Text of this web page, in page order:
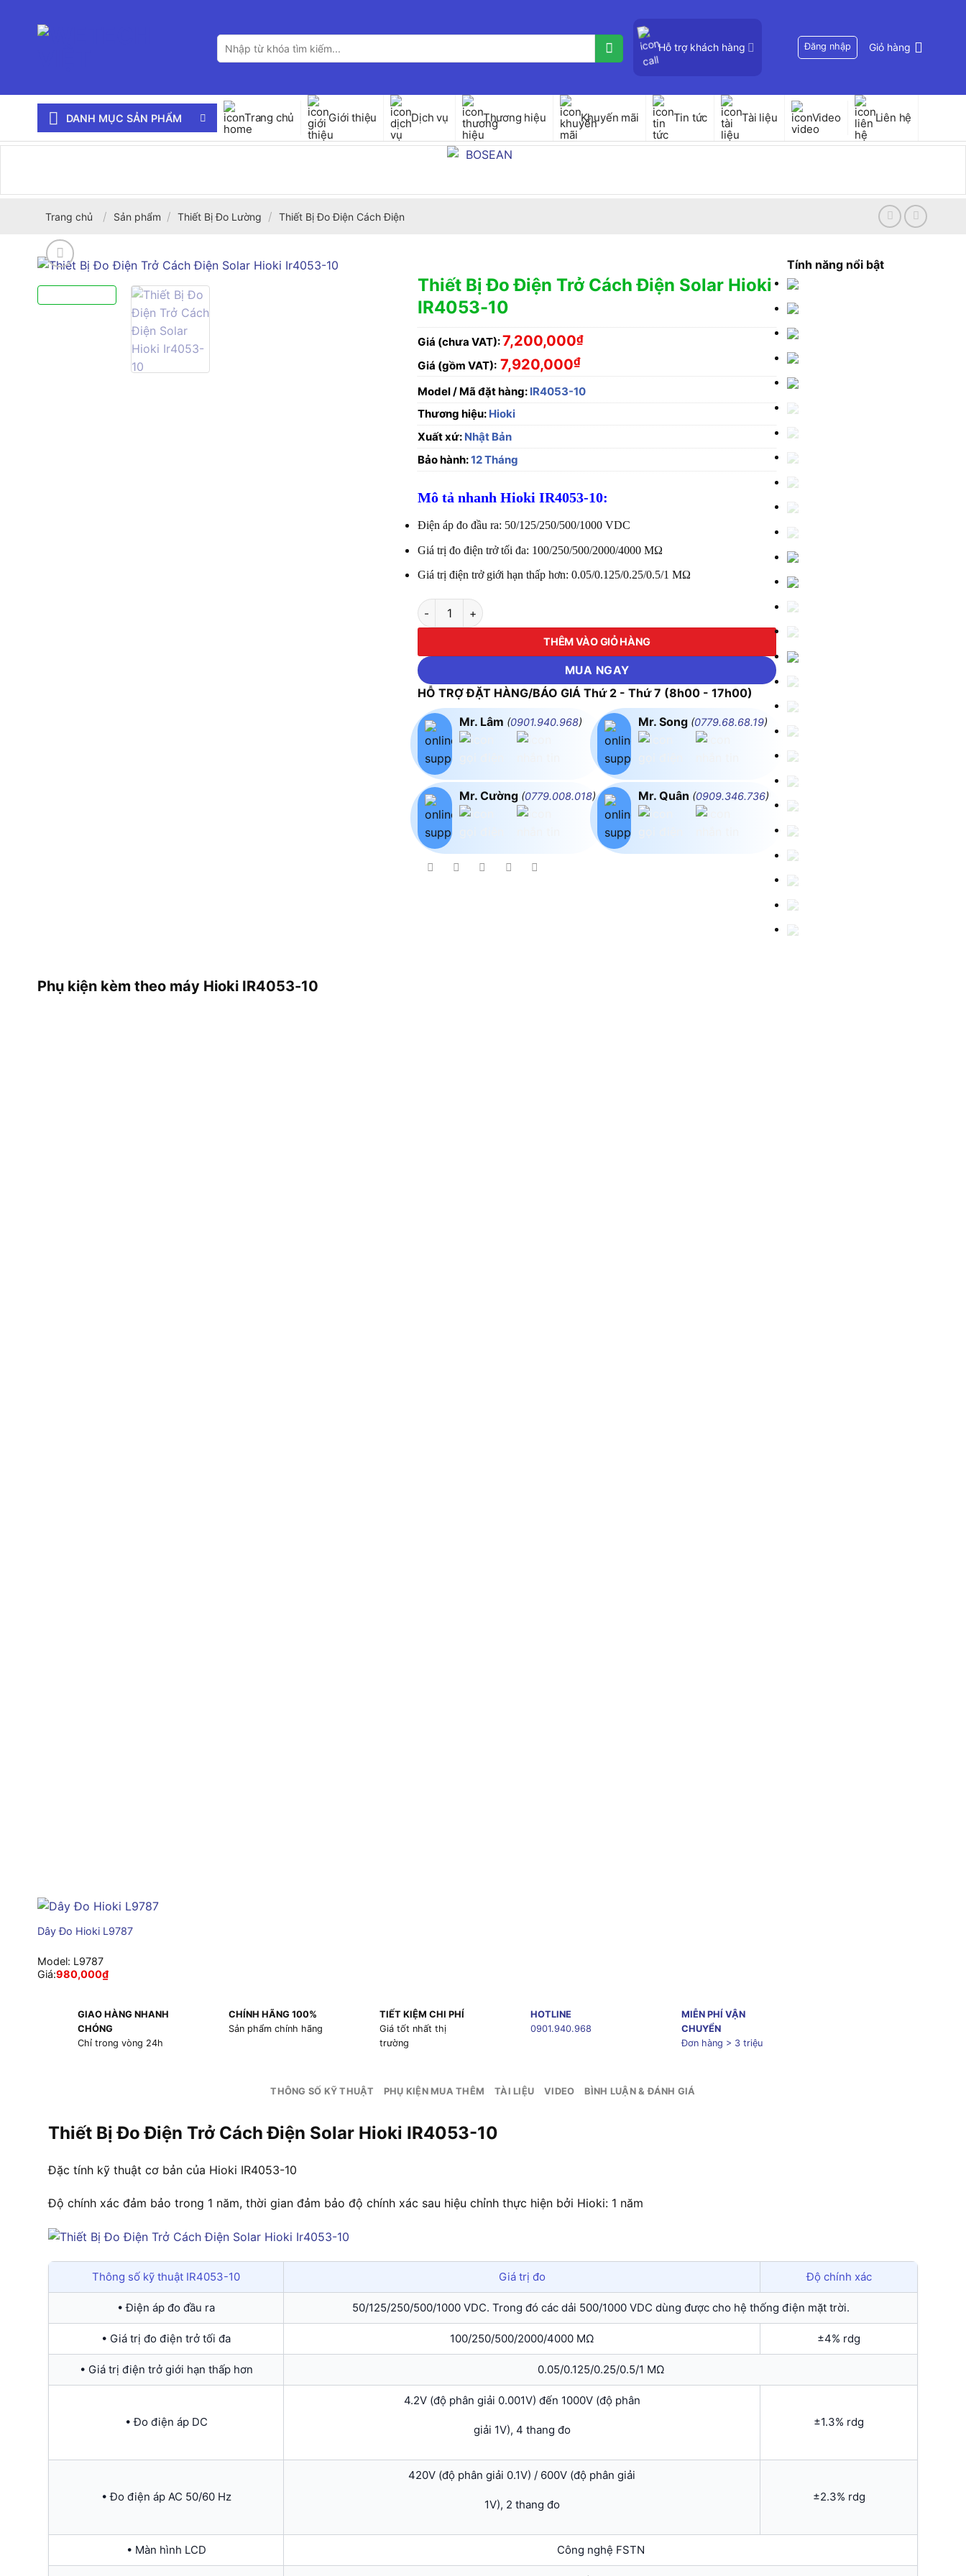
Tìm
kiếm:
Hỗ trợ khách hàng Đăng nhập Giỏ hàng
DANH MỤC SẢN PHẨM Trang chủ Giới thiệu Dịch vụ Thương hiệu Khuyến mãi Tin tức Tài liệu Video Liên hệ
Trang chủ / Sản phẩm / Thiết Bị Đo Lường / Thiết Bị Đo Điện Cách Điện
Thiết Bị Đo Điện Trở Cách Điện Solar Hioki
IR4053-10
Giá (chưa VAT):7,200,000₫
Giá (gồm VAT): 7,920,000₫
Model / Mã đặt hàng: IR4053-10
Thương hiệu: Hioki
Xuất xứ: Nhật Bản
Bảo hành:12 Tháng
Mô tả nhanh Hioki IR4053-10:
Điện áp đo đầu ra: 50/125/250/500/1000 VDC
Giá trị đo điện trở tối đa: 100/250/500/2000/4000 MΩ
Giá trị điện trở giới hạn thấp hơn: 0.05/0.125/0.25/0.5/1 MΩ
Thiết Bị Đo Điện Trở Cách Điện Solar Hioki IR4053-10 số lượng
THÊM VÀO GIỎ HÀNG
MUA NGAY
HỖ TRỢ ĐẶT HÀNG/BÁO GIÁ Thứ 2 - Thứ 7 (8h00 - 17h00)
Mr. Lâm (0901.940.968)
Mr. Cường (0779.008.018)
Mr. Song (0779.68.68.19)
Mr. Quân (0909.346.736)
Tính năng nổi bật
Phụ kiện kèm theo máy Hioki IR4053-10
+
Dây Đo Hioki L9787
Model: L9787
Giá:980,000₫
GIAO HÀNG NHANH
CHÓNG
Chỉ trong vòng 24h
CHÍNH HÃNG 100%
Sản phẩm chính hãng
TIẾT KIỆM CHI PHÍ
Giá tốt nhất thị
trường
HOTLINE
0901.940.968
MIỄN PHÍ VẬN
CHUYỂN
Đơn hàng > 3 triệu
THÔNG SỐ KỸ THUẬT PHỤ KIỆN MUA THÊM TÀI LIỆU VIDEO BÌNH LUẬN & ĐÁNH GIÁ
Thiết Bị Đo Điện Trở Cách Điện Solar Hioki IR4053-10
Đặc tính kỹ thuật cơ bản của Hioki IR4053-10
Độ chính xác đảm bảo trong 1 năm, thời gian đảm bảo độ chính xác sau hiệu chỉnh thực hiện bởi Hioki: 1 năm
Thông số kỹ thuật IR4053-10 Giá trị đo Độ chính xác
• Điện áp đo đầu ra 50/125/250/500/1000 VDC. Trong đó các dải 500/1000 VDC dùng được cho hệ thống điện mặt trời.
• Giá trị đo điện trở tối đa 100/250/500/2000/4000 MΩ ±4% rdg
• Giá trị điện trở giới hạn thấp hơn 0.05/0.125/0.25/0.5/1 MΩ
• Đo điện áp DC
4.2V (độ phân giải 0.001V) đến 1000V (độ phân
giải 1V), 4 thang đo
±1.3% rdg
• Đo điện áp AC 50/60 Hz
420V (độ phân giải 0.1V) / 600V (độ phân giải
1V), 2 thang đo
±2.3% rdg
• Màn hình LCD Công nghệ FSTN